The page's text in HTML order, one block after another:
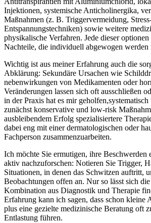
Injektionen, systemische ‍Anticholinergika,
Maßnahmen (z. B. Triggervermeidung,
Entspannungstechniken) sowie weitere
physikalische Verfahren. Jede dieser optionen
Nachteile, die​ individuell⁤ abgewogen werden
Wichtig ist aus meiner Erfahrung auch ​die⁣
Abklärung: Sekundäre Ursachen ⁢wie
⁣nebenwirkungen von Medikamenten‌ oder
Veränderungen lassen​ sich oft ​ausschließen
in ‍der Praxis​ hat​ es mir
zunächst konservative und ‌low‑risk
​ausbleibendem Erfolg ⁤spezialisiertere
dabei ⁣eng mit einer dermatologischen oder
Fachperson‌ zusammenzuarbeiten.
Ich möchte‌ Sie ermutigen, ihre ​Beschwerden
aktiv nachzuforschen: ⁢Notieren Sie Trigger,
Situationen, in denen das⁤ Schwitzen auftritt,⁢
Beobachtungen offen‍ an. Nur so lässt sich
Kombination ‍aus Diagnostik​ und Therapie
Erfahrung kann ich ⁢sagen, dass schon kleine
plus eine ​gezielte medizinische Beratung oft
Entlastung ⁣führen.